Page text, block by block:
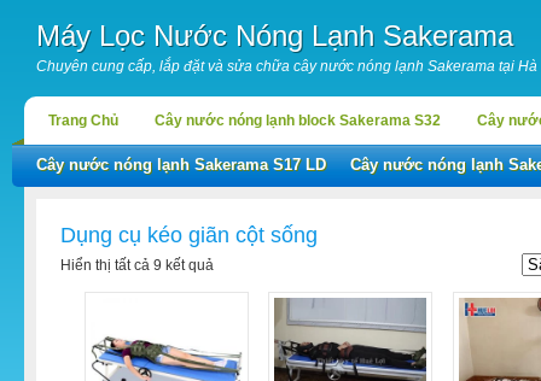
Máy Lọc Nước Nóng Lạnh Sakerama
Chuyên cung cấp, lắp đặt và sửa chữa cây nước nóng lạnh Sakerama tại Hà
Trang Chủ Cây nước nóng lạnh block Sakerama S32 Cây
Cây nước nóng lạnh Sakerama S17 LD Cây nước nóng lạnh
Dụng cụ kéo giãn cột sống
Hiển thị tất cả 9 kết quả